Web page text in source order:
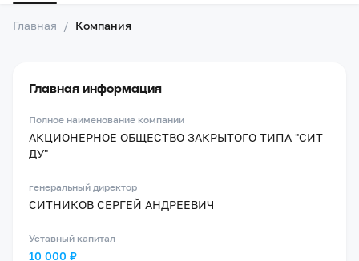
Главная / Компания
Главная информация
Полное наименование компании
АКЦИОНЕРНОЕ ОБЩЕСТВО ЗАКРЫТОГО ТИПА "СИТ
ДУ"
генеральный директор
СИТНИКОВ СЕРГЕЙ АНДРЕЕВИЧ
Уставный капитал
10 000 ₽